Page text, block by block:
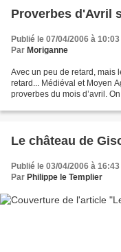
Proverbes d'Avril
Publié le 07/04/2006 à 10:03
Par Moriganne
Avec un peu de retard, mais
retard... Médiéval et Moyen
proverbes du mois d’avril.
Le château de
Publié le 03/04/2006 à 16:43
Par Philippe le Templier